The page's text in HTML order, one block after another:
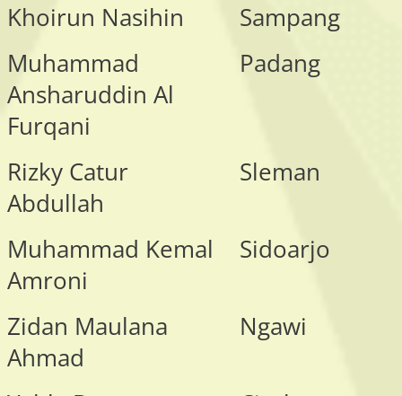
Khoirun Nasihin
Sampang
Muhammad
Ansharuddin Al
Furqani
Padang
Rizky Catur
Abdullah
Sleman
Muhammad Kemal
Amroni
Sidoarjo
Zidan Maulana
Ahmad
Ngawi